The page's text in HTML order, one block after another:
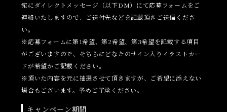
宛にダイレクトメッセージ（以下DM）にて応募フォームをご
連絡いたしますので、ご送付先などを記載頂きご送信くださ
い。
※応募フォームに第1希望、第2希望、第3希望を記載する項目
がございますので、そちらにどなたのサイン入りイラストカー
ドが希望かご記載ください。
※頂いた内容を元に抽選させて頂きますが、ご希望に添えない
場合もございます。予めご了承ください。
キャンペーン期間